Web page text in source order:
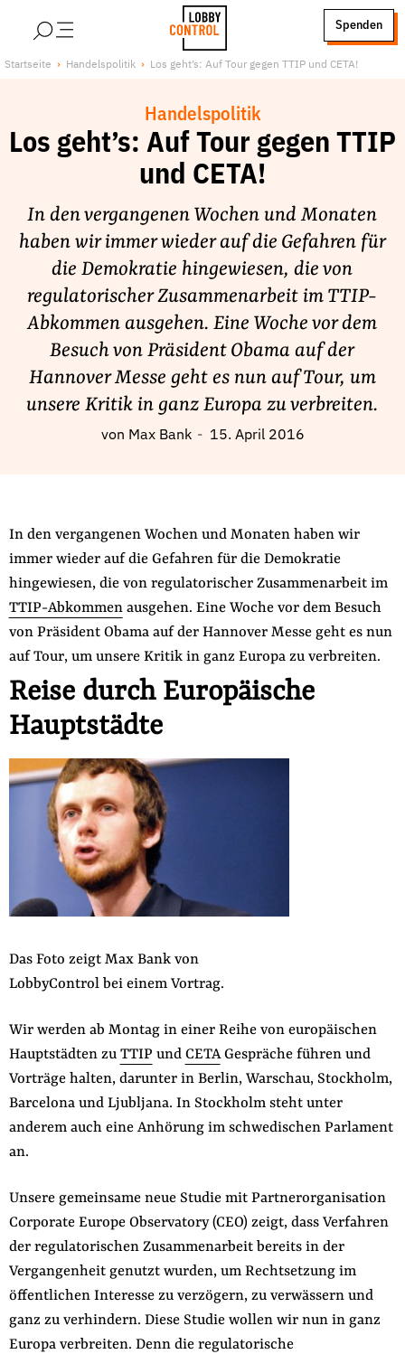
LobbyControl
Spenden
Über uns
Finanzierung
Publikationen und Material
Lobbykritische Stadtführungen
Unsere Schwerpunkte
Lobbykontrolle und Regeln
Lobbyismus und Klima
Macht der Digitalkonzerne
Spenden & Fördern
Fördermitglied werden
Projektspende
Testamentsspende
Presse
Newsletter
Impressum
Suche
Website
FacebookMastodonBluesky
Startseite Handelspolitik Los geht’s: Auf Tour gegen TTIP und CETA!
Handelspolitik
Los geht’s: Auf Tour gegen TTIP
und CETA!
In den vergangenen Wochen und Monaten
haben wir immer wieder auf die Gefahren für
die Demokratie hingewiesen, die von
regulatorischer Zusammenarbeit im TTIP-
Abkommen ausgehen. Eine Woche vor dem
Besuch von Präsident Obama auf der
Hannover Messe geht es nun auf Tour, um
unsere Kritik in ganz Europa zu verbreiten.
von Max Bank 15. April 2016
In den vergangenen Wochen und Monaten haben wir
immer wieder auf die Gefahren für die Demokratie
hingewiesen, die von regulatorischer Zusammenarbeit im
TTIP-Abkommenausgehen. Eine Woche vor dem Besuch
von Präsident Obama auf der Hannover Messe geht es nun
auf Tour, um unsere Kritik in ganz Europa zu verbreiten.
Reise durch Europäische
Hauptstädte
Das Foto zeigt Max Bank von
LobbyControl bei einem Vortrag.
Wir werden ab Montag in einer Reihe von europäischen
Hauptstädten zu TTIP und CETAGespräche führen und
Vorträge halten, darunter in Berlin, Warschau, Stockholm,
Barcelona und Ljubljana. In Stockholm steht unter
anderem auch eine Anhörung im schwedischen Parlament
an.
Unsere gemeinsame neue Studie mit Partnerorganisation
Corporate Europe Observatory (CEO) zeigt, dass Verfahren
der regulatorischen Zusammenarbeit bereits in der
Vergangenheit genutzt wurden, um Rechtsetzung im
öffentlichen Interesse zu verzögern, zu verwässern und
ganz zu verhindern. Diese Studie wollen wir nun in ganz
Europa verbreiten. Denn die regulatorische